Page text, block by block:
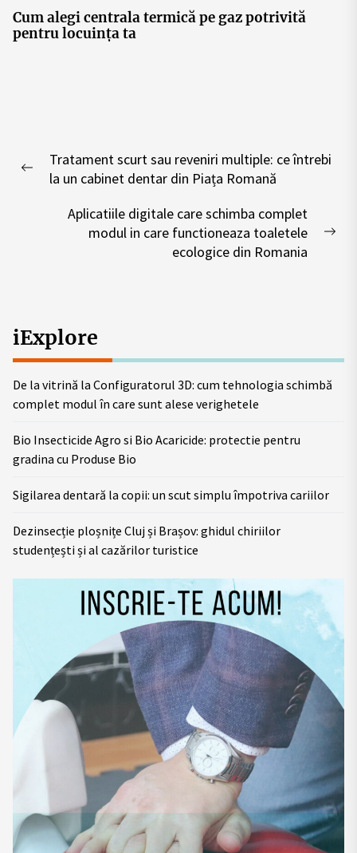
Cum alegi centrala termică pe gaz potrivită
pentru locuința ta
navigation
Previous
Tratament scurt sau reveniri multiple: ce întrebi
la un cabinet dentar din Piața Romană
Aplicatiile digitale care schimba complet
modul in care functioneaza toaletele
ecologice din Romania
iExplore
De la vitrină la Configuratorul 3D: cum tehnologia schimbă
complet modul în care sunt alese verighetele
Bio Insecticide Agro si Bio Acaricide: protectie pentru
gradina cu Produse Bio
Sigilarea dentară la copii: un scut simplu împotriva cariilor
Dezinsecție ploșnițe Cluj și Brașov: ghidul chiriilor
studențești și al cazărilor turistice